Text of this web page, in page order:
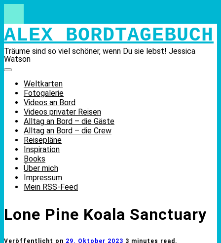
Skip
content
ALEX BORDTAGEBUCH
Träume sind so viel schöner, wenn Du sie lebst! Jessica
Watson
Weltkarten
Fotogalerie
Videos an Bord
Videos privater Reisen
Alltag an Bord – die Gäste
Alltag an Bord – die Crew
Reisepläne
Inspiration
Books
Über mich
Impressum
Mein RSS-Feed
Lone Pine Koala Sanctuary
Veröffentlicht on 29. Oktober 2023 3 minutes read.